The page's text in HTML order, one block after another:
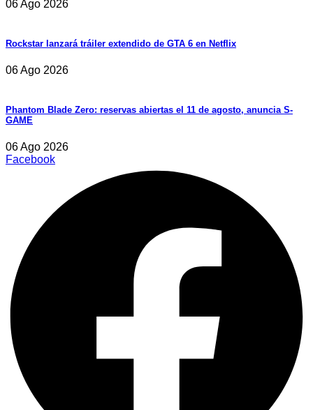
06 Ago 2026
Rockstar lanzará tráiler extendido de GTA 6 en Netflix
06 Ago 2026
Phantom Blade Zero: reservas abiertas el 11 de agosto, anuncia S-
GAME
06 Ago 2026
Facebook